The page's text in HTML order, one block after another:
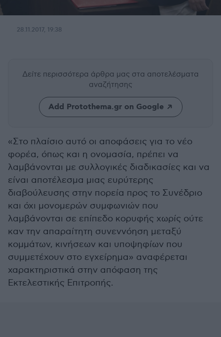
28.11.2017, 19:38
Δείτε περισσότερα άρθρα μας στα αποτελέσματα
αναζήτησης
Add Protothema.gr on Google
«Στο πλαίσιο αυτό οι αποφάσεις για το νέο
φορέα, όπως και η ονομασία, πρέπει να
λαμβάνονται με συλλογικές διαδικασίες και να
είναι αποτέλεσμα μιας ευρύτερης
διαβούλευσης στην πορεία προς το Συνέδριο
και όχι μονομερών συμφωνιών που
λαμβάνονται σε επίπεδο κορυφής χωρίς ούτε
καν την απαραίτητη συνεννόηση μεταξύ
κομμάτων, κινήσεων και υποψηφίων που
συμμετέχουν στο εγχείρημα» αναφέρεται
χαρακτηριστικά στην απόφαση της
Εκτελεστικής Επιτροπής.